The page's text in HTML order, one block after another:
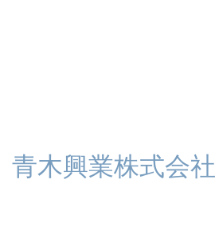
青木興業株式会社